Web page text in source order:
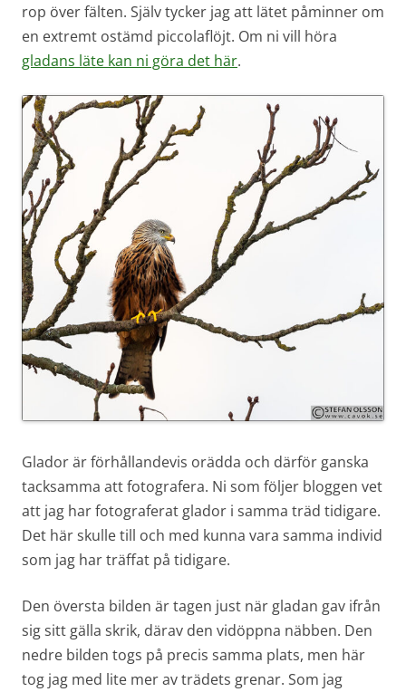
rop över fälten. Själv tycker jag att lätet påminner om
en extremt ostämd piccolaflöjt. Om ni vill höra
gladans läte kan ni göra det här.
Glador är förhållandevis orädda och därför ganska
tacksamma att fotografera. Ni som följer bloggen vet
att jag har fotograferat glador i samma träd tidigare.
Det här skulle till och med kunna vara samma individ
som jag har träffat på tidigare.
Den översta bilden är tagen just när gladan gav ifrån
sig sitt gälla skrik, därav den vidöppna näbben. Den
nedre bilden togs på precis samma plats, men här
tog jag med lite mer av trädets grenar. Som jag